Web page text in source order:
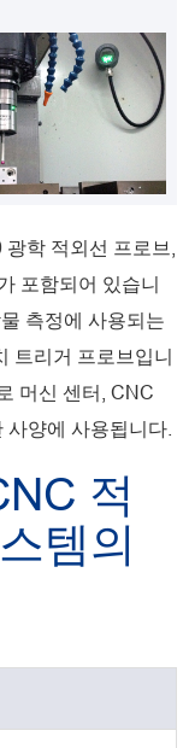
학 적외선 프로브,
포함되어 있습니
측정에 사용되는
트리거 프로브입니
머신 센터, CNC
양에 사용됩니다.
적
템의